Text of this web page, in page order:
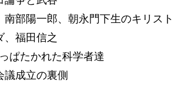
部陽一郎、朝永門下生のキリスト
福田信之
ぱたかれた科学者達
成立の裏側